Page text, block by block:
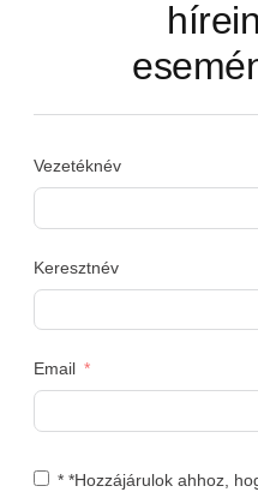
Vezetéknév
Keresztnév
Email
* *Hozzájárulok ahhoz,